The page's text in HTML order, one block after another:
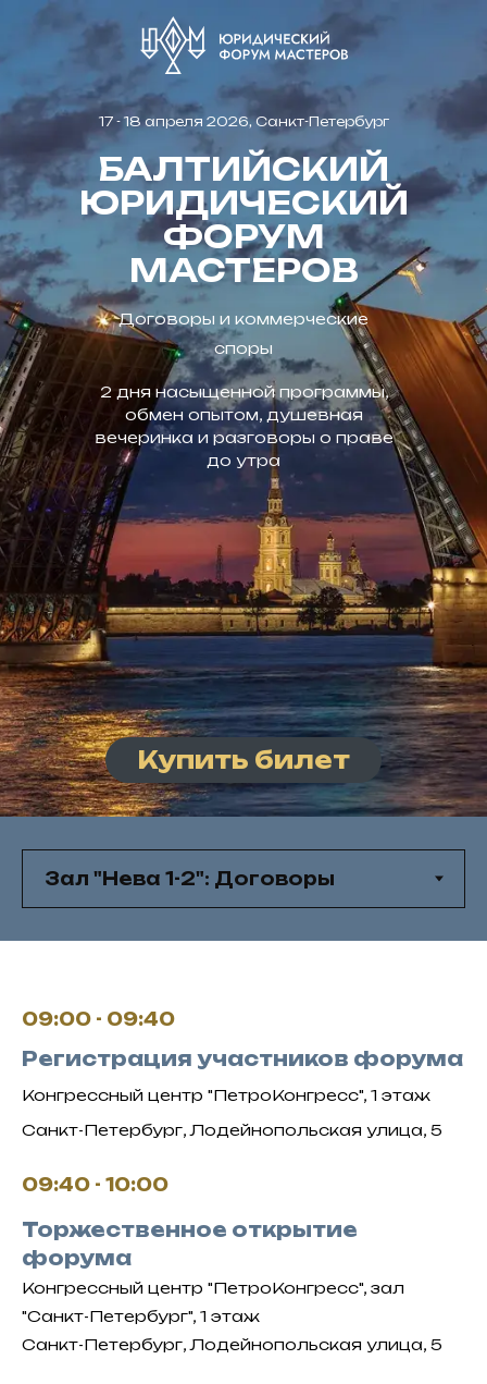
БАЛТИЙСКИЙ
ЮРИДИЧЕСКИЙ
ФОРУМ
МАСТЕРОВ
17 - 18 апреля 2026, Санкт-Петербург
2 дня насыщенной программы,
обмен опытом, душевная
вечеринка и разговоры о праве
до утра
Договоры и коммерческие
споры
Купить билет
09:00 - 09:40
Регистрация участников форума
Конгрессный центр "ПетроКонгресс", 1 этаж
Санкт-Петербург, Лодейнопольская улица, 5
09:40 - 10:00
Торжественное открытие
форума
Конгрессный центр "ПетроКонгресс", зал
"Санкт-Петербург", 1 этаж
Санкт-Петербург, Лодейнопольская улица, 5